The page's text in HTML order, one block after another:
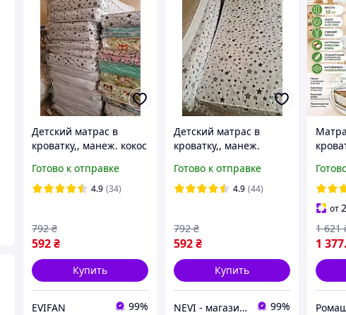
Детский матрас в
кроватку,, манеж. кокос
Готово к отправке
4.9 (34)
592₴
792 ₴
Купить
EVIFAN 99%
Детский матрас в
кроватку,, манеж.
120х60см
Готово к отправке
4.9 (44)
592₴
792 ₴
Купить
NEVI - магазин детских товаров 99%
см
от
1 377
1 621